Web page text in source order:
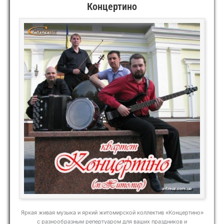
Концертино
Яркая живая музыка и яркий житомирской коллектив «Концертино»
с разнообразным репертуаром для ваших праздников и